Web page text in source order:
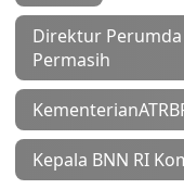
Direktur
Permasih
Kepala BNN RI